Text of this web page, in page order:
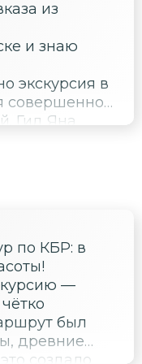
для
и я не
это,
могут
от такой
могу
всем, кто
эмоций.
из
и знаю
экскурсия в
совершенно
Гид Яна
я увидела
Шоанинский
скале
пейзажей
Яна
фактов о
ещё
по КБР: в
—
был
древние
создало